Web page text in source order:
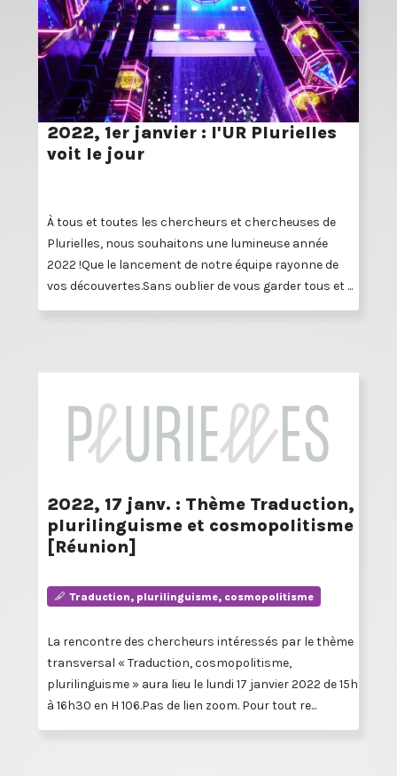
2022, 1er janvier : l'UR Plurielles
voit le jour
À tous et toutes les chercheurs et chercheuses de
Plurielles, nous souhaitons une lumineuse année
2022 !Que le lancement de notre équipe rayonne de
vos découvertes.Sans oublier de vous garder tous et ...
2022, 17 janv. : Thème Traduction,
plurilinguisme et cosmopolitisme
[Réunion]
Traduction, plurilinguisme, cosmopolitisme
La rencontre des chercheurs intéressés par le thème
transversal « Traduction, cosmopolitisme,
plurilinguisme » aura lieu le lundi 17 janvier 2022 de 15h
à 16h30 en H 106.Pas de lien zoom. Pour tout re...